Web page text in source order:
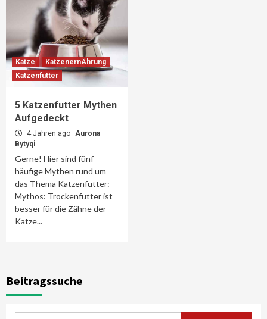
Katze
KatzenernÄhrung
Katzenfutter
5 Katzenfutter Mythen
Aufgedeckt
4 Jahren ago Aurona
Bytyqi
Gerne! Hier sind fünf
häufige Mythen rund um
das Thema Katzenfutter:
Mythos: Trockenfutter ist
besser für die Zähne der
Katze...
Beitragssuche